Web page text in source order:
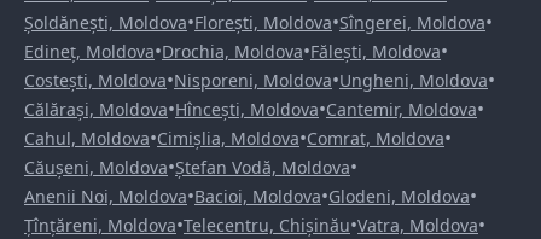
Șoldănești, Moldova•Florești, Moldova•Sîngerei, Moldova•
Edineț, Moldova•Drochia, Moldova•Fălești, Moldova•
Costești, Moldova•Nisporeni, Moldova•Ungheni, Moldova•
Călărași, Moldova•Hîncești, Moldova•Cantemir, Moldova•
Cahul, Moldova•Cimișlia, Moldova•Comrat, Moldova•
Căușeni, Moldova•Ștefan Vodă, Moldova•
Anenii Noi, Moldova•Bacioi, Moldova•Glodeni, Moldova•
Țînțăreni, Moldova•Telecentru, Chișinău•Vatra, Moldova•